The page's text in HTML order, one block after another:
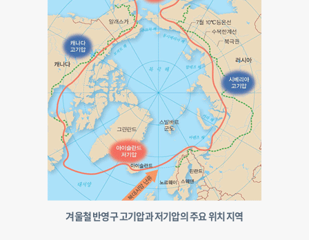
겨울철 반영구 고기압과 저기압의 주요 위치 지역